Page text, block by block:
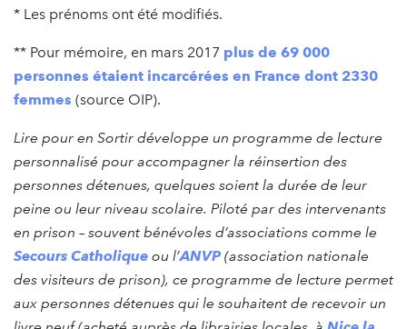
* Les prénoms ont été modifiés.
** Pour mémoire, en mars 2017 plus de 69 000
personnes étaient incarcérées en France dont 2330
femmes (source OIP).
Lire pour en Sortir développe un programme de lecture
personnalisé pour accompagner la réinsertion des
personnes détenues, quelques soient la durée de leur
peine ou leur niveau scolaire. Piloté par des intervenants
en prison – souvent bénévoles d’associations comme le
Secours Catholique ou l’ANVP (association nationale
des visiteurs de prison), ce programme de lecture permet
aux personnes détenues qui le souhaitent de recevoir un